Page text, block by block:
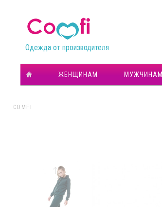
Одежда от производителя
ЖЕНЩИНАМ МУЖЧИНАМ
COMFI